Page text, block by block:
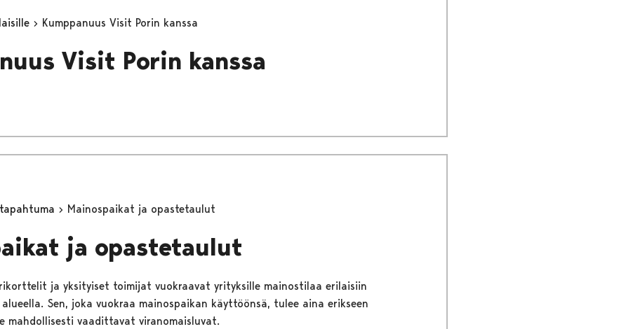
Kumppanuus Visit Porin kanssa
Visit Porin kanssa
Mainospaikat ja opastetaulut
ja opastetaulut
ja yksityiset toimijat vuokraavat yrityksille mainostilaa erilaisiin
Sen, joka vuokraa mainospaikan käyttöönsä, tulee aina erikseen
mahdollisesti vaadittavat viranomaisluvat.